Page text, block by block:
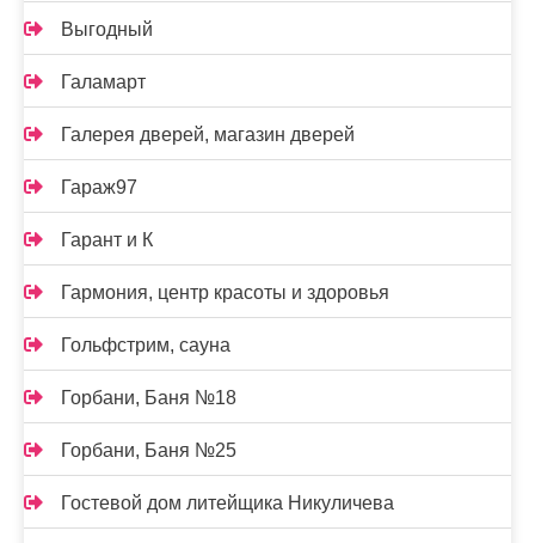
Выгодный
Галамарт
Галерея дверей, магазин дверей
Гараж97
Гарант и К
Гармония, центр красоты и здоровья
Гольфстрим, сауна
Горбани, Баня №18
Горбани, Баня №25
Гостевой дом литейщика Никуличева